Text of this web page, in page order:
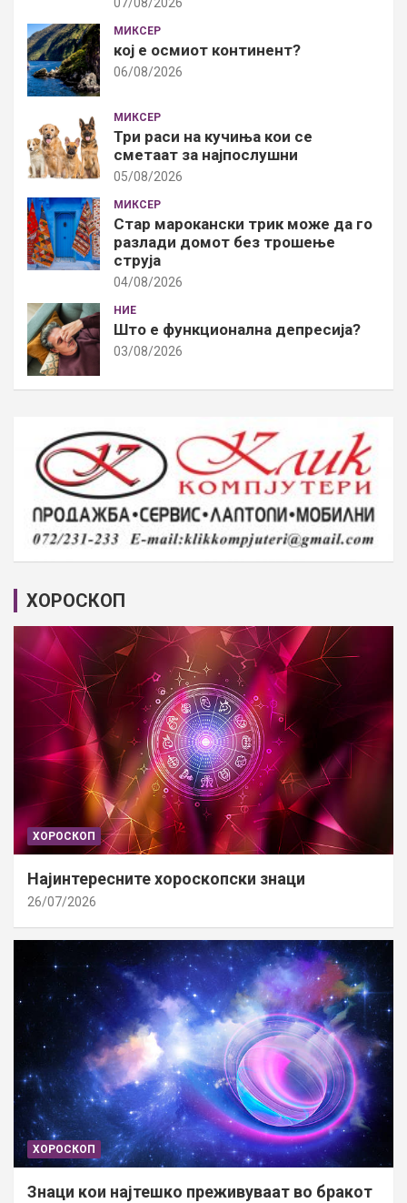
МИКСЕР
кој е осмиот континент?
06/08/2026
МИКСЕР
Три раси на кучиња кои се
сметаат за најпослушни
05/08/2026
МИКСЕР
Стар марокански трик може да го
разлади домот без трошење
струја
04/08/2026
НИЕ
Што е функционална депресија?
03/08/2026
ХОРОСКОП
ХОРОСКОП
Најинтересните хороскопски знаци
26/07/2026
ХОРОСКОП
Знаци кои најтешко преживуваат во бракот